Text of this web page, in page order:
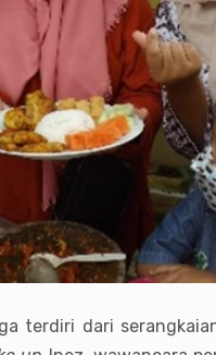
terdiri dari